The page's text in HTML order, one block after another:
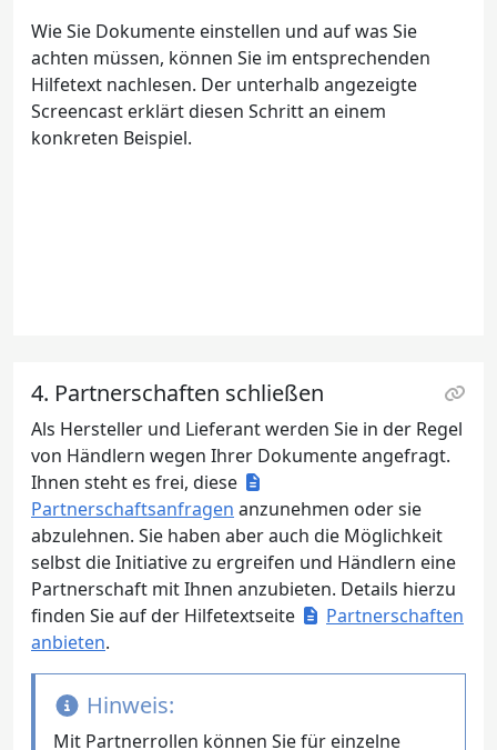
Wie Sie Dokumente einstellen und auf was Sie
achten müssen, können Sie im entsprechenden
Hilfetext nachlesen. Der unterhalb angezeigte
Screencast erklärt diesen Schritt an einem
konkreten Beispiel.
4. Partnerschaften schließen
Als Hersteller und Lieferant werden Sie in der Regel
von Händlern wegen Ihrer Dokumente angefragt.
Ihnen steht es frei, diese
Partnerschaftsanfragen anzunehmen oder sie
abzulehnen. Sie haben aber auch die Möglichkeit
selbst die Initiative zu ergreifen und Händlern eine
Partnerschaft mit Ihnen anzubieten. Details hierzu
finden Sie auf der Hilfetextseite
Partnerschaften
anbieten.
Hinweis:
Mit Partnerrollen können Sie für einzelne